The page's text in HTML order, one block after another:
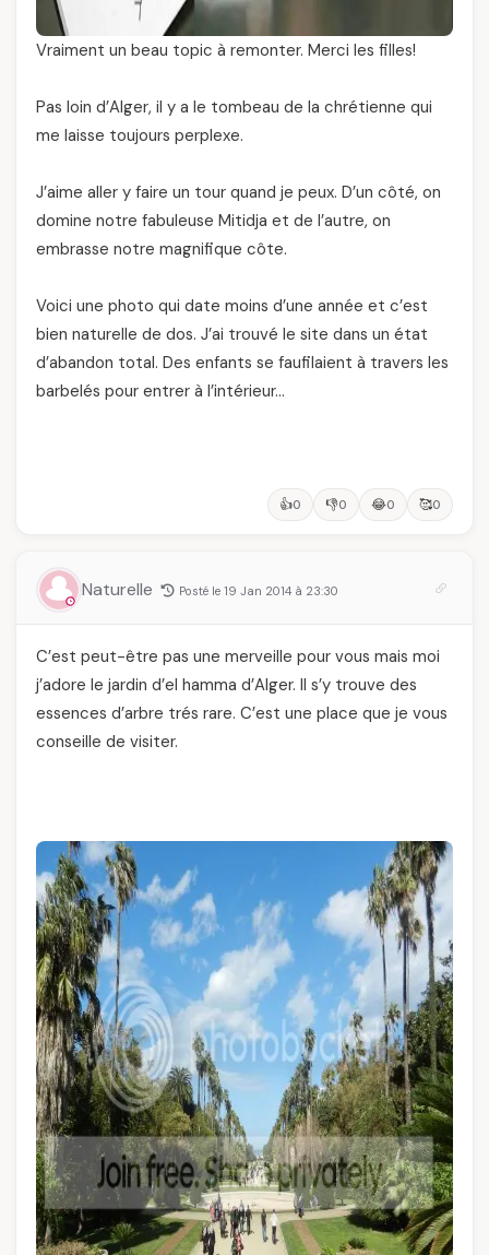
Vraiment un beau topic à remonter. Merci les filles!
Pas loin d’Alger, il y a le tombeau de la chrétienne qui
me laisse toujours perplexe.
J’aime aller y faire un tour quand je peux. D’un côté, on
domine notre fabuleuse Mitidja et de l’autre, on
embrasse notre magnifique côte.
Voici une photo qui date moins d’une année et c’est
bien naturelle de dos. J’ai trouvé le site dans un état
d’abandon total. Des enfants se faufilaient à travers les
barbelés pour entrer à l’intérieur…
👍0 👎0 😂0 🥰0
Naturelle Posté le 19 Jan 2014 à 23:30
C’est peut-être pas une merveille pour vous mais moi
j’adore le jardin d’el hamma d’Alger. Il s’y trouve des
essences d’arbre trés rare. C’est une place que je vous
conseille de visiter.